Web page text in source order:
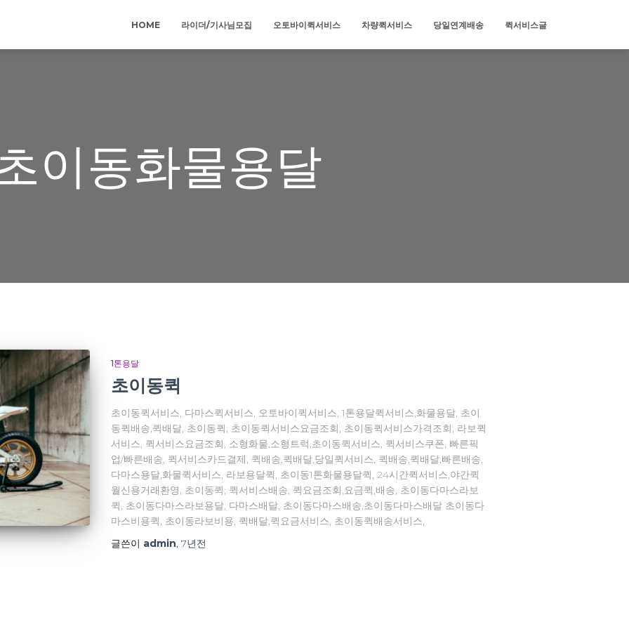
HOME 라이더/기사님모집 오토바이퀵서비스 차량퀵서비스 당일연계배송 퀵서비스글
이동화물용달
1톤용달
초이동퀵
초이동퀵서비스, 다마스퀵서비스, 오토바이퀵서비스, 1톤용달퀵서비스,화물용달, 초이
동퀵배송,퀵배달, 초이동퀵, 초이동퀵서비스요금조회, 초이동퀵서비스가격조회, 라보퀵
서비스, 퀵서비스요금조회, 소형화물,소형트럭,초이동퀵서비스, 퀵서비스쿠폰, 빠른픽
업/빠른배송, 퀵서비스카드결제, 퀵배송,퀵배달,당일퀵서비스, 퀵배송,퀵배달,빠른배송,
다마스용달,화물퀵서비스, 라보용달퀵, 초이동1톤화물용달퀵, 24시간퀵서비스,야간퀵
월신용거래환영, 초이동퀵, 퀵서비스배송, 퀵요금조회,요금퀵,배송, 초이동다마스라보
퀵, 초이동다마스라보용달, 다마스배달, 초이동다마스배송,초이동다마스배달 초이동다
마스비용퀵, 초이동라보비용, 퀵배달,퀵요금서비스, 초이동퀵배송서비스,
글쓴이 admin, 7년전